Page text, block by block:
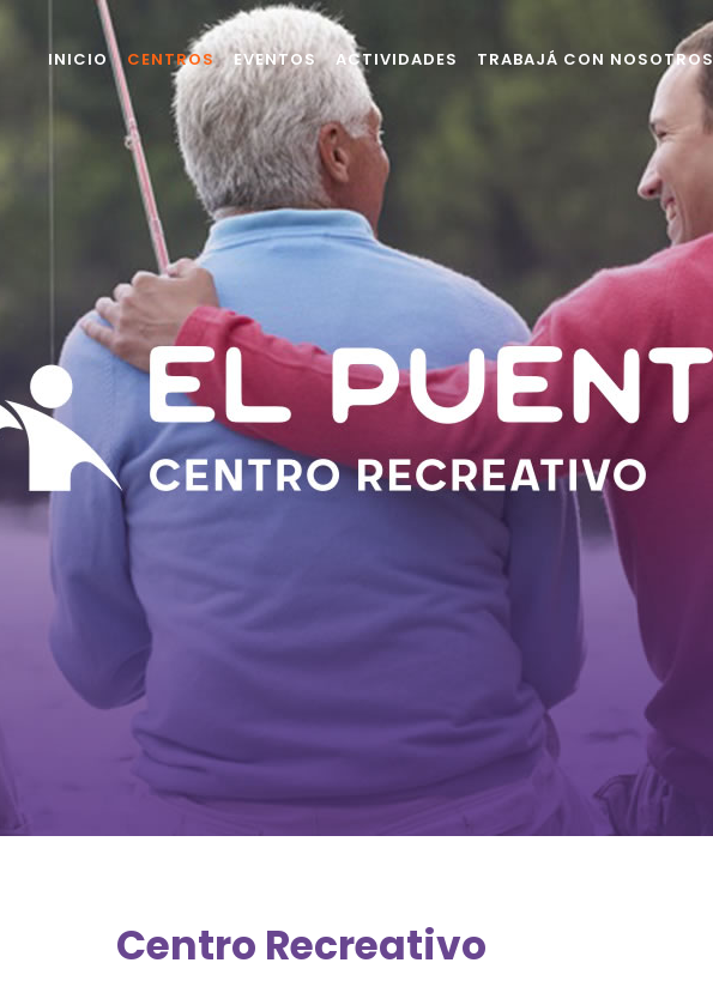
INICIO CENTROS EVENTOS ACTIVIDADES TRABAJÁ CON NOSOTROS
Centro Recreativo